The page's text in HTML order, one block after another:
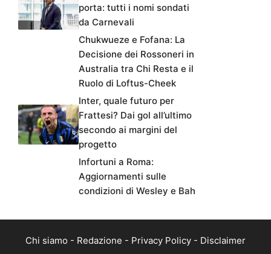
porta: tutti i nomi sondati
da Carnevali
Chukwueze e Fofana: La
Decisione dei Rossoneri in
Australia tra Chi Resta e il
Ruolo di Loftus-Cheek
Inter, quale futuro per
Frattesi? Dai gol all’ultimo
secondo ai margini del
progetto
Infortuni a Roma:
Aggiornamenti sulle
condizioni di Wesley e Bah
Chi siamo - Redazione - Privacy Policy - Disclaimer